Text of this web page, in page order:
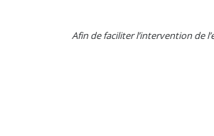
Afin de faciliter l’intervention de